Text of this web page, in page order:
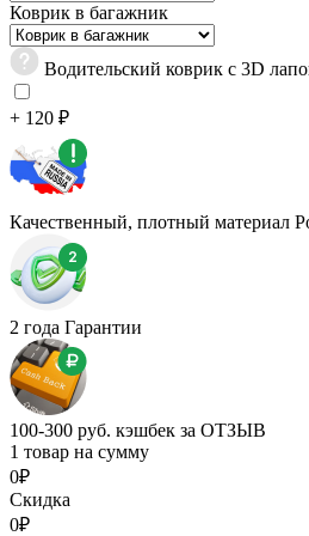
Коврик в багажник
Водительский коврик с 3D
+ 120 ₽
Качественный, плотный материал
2 года Гарантии
100-300 руб. кэшбек за ОТЗЫВ
1 товар на сумму
0₽
Скидка
0₽